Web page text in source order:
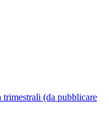
trimestrali (da pubblicare